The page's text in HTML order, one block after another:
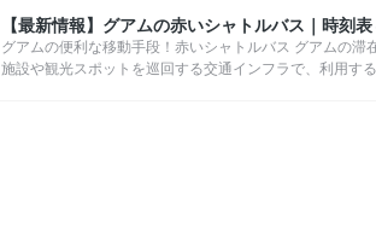
【最新情報】グアムの赤いシャトルバス｜時刻
グアムの便利な移動手段！赤いシャトルバス グアムの
施設や観光スポットを巡回する交通インフラで、利用